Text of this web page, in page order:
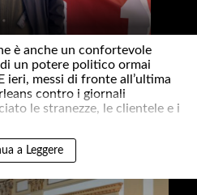
è anche un confortevole
un potere politico ormai
ieri, messi di fronte all’ultima
contro i giornali
le stranezze, le clientele e i
a Leggere